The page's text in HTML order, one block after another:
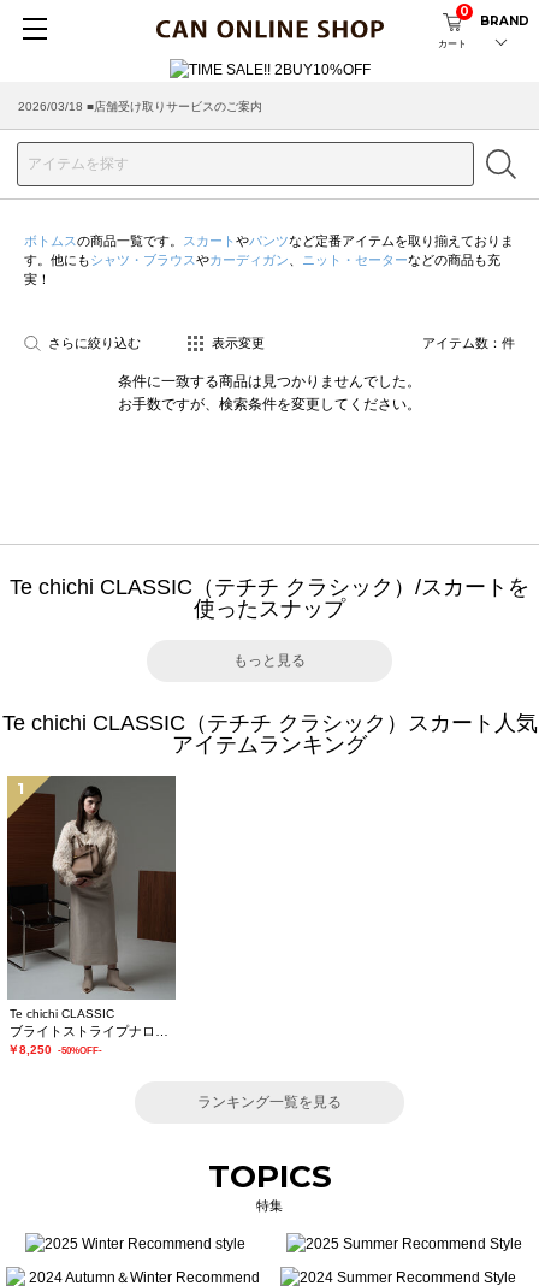
カート
0
BRAND
2026/03/18 ■店舗受け取りサービスのご案内
ボトムスの商品一覧です。 スカート やパンツなど定番アイテムを取り揃えておりま
す。他にもシャツ・ブラウスやカーディガン ニット・セーターなどの商品も充
実！
さらに絞り込む 表示変更 アイテム数： 件
条件に一致する商品は見つかりませんでした。
お手数ですが、検索条件を変更してください。
Te chichi CLASSIC（テチチ クラシック）/スカートを
使ったスナップ
もっと見る
Te chichi CLASSIC（テチチ クラシック）スカート人気
アイテムランキング
1
Te chichi CLASSIC
￥8,250 -50%OFF-
ランキング一覧を見る
TOPICS
特集